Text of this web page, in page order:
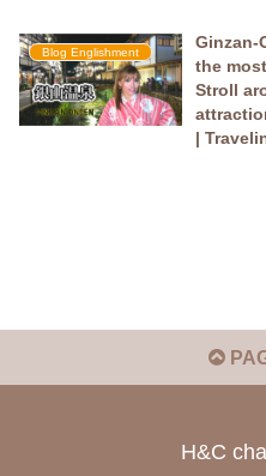
Blog Englishment
Ginzan-
the
Stroll
|
H&C